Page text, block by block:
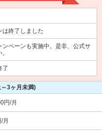
終了しました
ンペーンも実施中。是非、公式サ
了
3ヶ月未満)
円/月
月